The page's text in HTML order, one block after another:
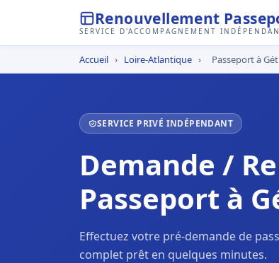
Renouvellement
SERVICE D'ACCOMPAGNEMENT
Accueil › Loire-Atlantique › Passeport à
SERVICE PRIVÉ INDÉPENDANT
Demande /
Passeport à
Effectuez votre pré-demande de
complet prêt en quelques minutes.